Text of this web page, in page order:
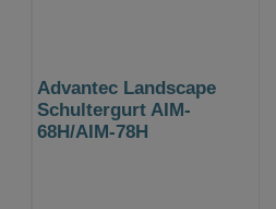
Advantec Landscape
Schultergurt AIM-
68H/AIM-78H